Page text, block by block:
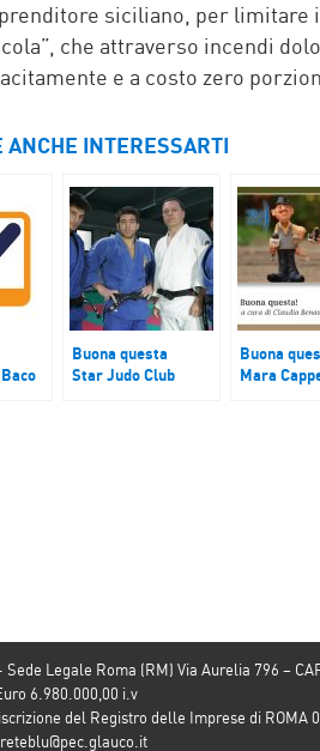
siciliano, per limitare
che attraverso incendi
e a costo zero
ANCHE INTERESSARTI
Buona questa
Star Judo Club
Buona
Mara
Sede Legale Roma (RM) Via Aurelia 796 –
6.980.000,00 i.v
del Registro delle Imprese di ROMA